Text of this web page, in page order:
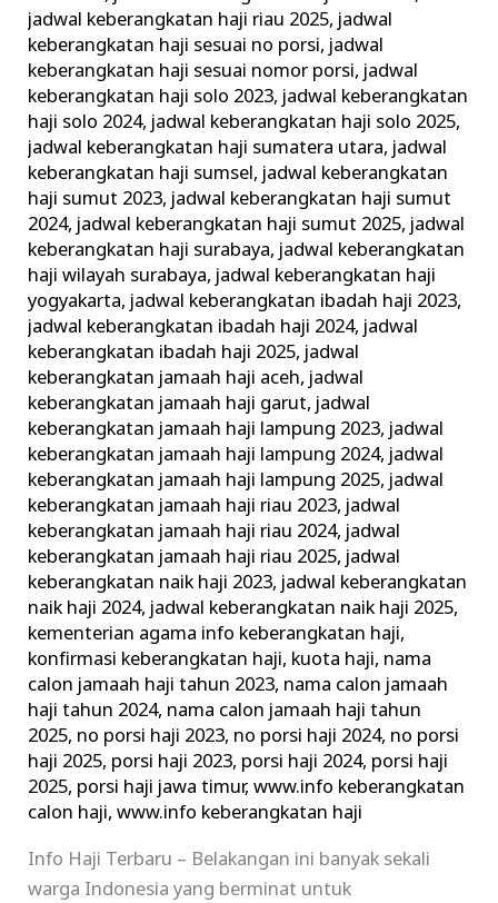
jadwal keberangkatan haji riau 2025, jadwal
keberangkatan haji sesuai no porsi, jadwal
keberangkatan haji sesuai nomor porsi, jadwal
keberangkatan haji solo 2023, jadwal keberangkatan
haji solo 2024, jadwal keberangkatan haji solo 2025,
jadwal keberangkatan haji sumatera utara, jadwal
keberangkatan haji sumsel, jadwal keberangkatan
haji sumut 2023, jadwal keberangkatan haji sumut
2024, jadwal keberangkatan haji sumut 2025, jadwal
keberangkatan haji surabaya, jadwal keberangkatan
haji wilayah surabaya, jadwal keberangkatan haji
yogyakarta, jadwal keberangkatan ibadah haji 2023,
jadwal keberangkatan ibadah haji 2024, jadwal
keberangkatan ibadah haji 2025, jadwal
keberangkatan jamaah haji aceh, jadwal
keberangkatan jamaah haji garut, jadwal
keberangkatan jamaah haji lampung 2023, jadwal
keberangkatan jamaah haji lampung 2024, jadwal
keberangkatan jamaah haji lampung 2025, jadwal
keberangkatan jamaah haji riau 2023, jadwal
keberangkatan jamaah haji riau 2024, jadwal
keberangkatan jamaah haji riau 2025, jadwal
keberangkatan naik haji 2023, jadwal keberangkatan
naik haji 2024, jadwal keberangkatan naik haji 2025,
kementerian agama info keberangkatan haji,
konfirmasi keberangkatan haji, kuota haji, nama
calon jamaah haji tahun 2023, nama calon jamaah
haji tahun 2024, nama calon jamaah haji tahun
2025, no porsi haji 2023, no porsi haji 2024, no porsi
haji 2025, porsi haji 2023, porsi haji 2024, porsi haji
2025, porsi haji jawa timur,www.info keberangkatan
calon haji,www.info keberangkatan haji
Info Haji Terbaru – Belakangan ini banyak sekali
warga Indonesia yang berminat untuk